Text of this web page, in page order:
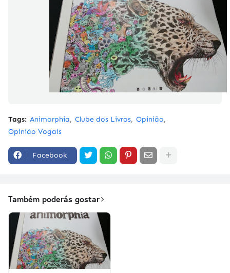
Tags: Animorphia Clube dos Livros Opinião
Opinião Vogais
Facebook
Também poderás gostar